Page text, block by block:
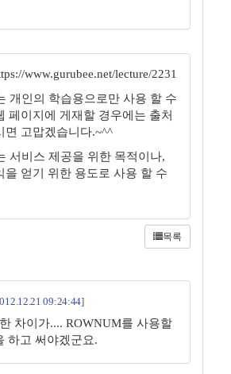
www.gurubee.net/lecture/2231
개인의 학습용으로만 사용 할 수
페이지에 게재할 경우에는 출처
면 고맙겠습니다.~^^
서비스 제공을 위한 목적이나,
을 얻기 위한 용도로 사용 할 수
목록
09:24:44]
차이가.... ROWNUM를 사용할
하고 써야겠군요.